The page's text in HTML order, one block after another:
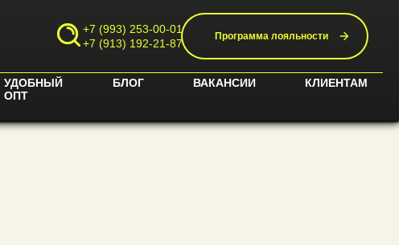
+7 (993) 253-00-01
+7 (913) 192-21-87
Программа лояльности
УДОБНЫЙ
ОПТ
БЛОГ ВАКАНСИИ КЛИЕНТАМ